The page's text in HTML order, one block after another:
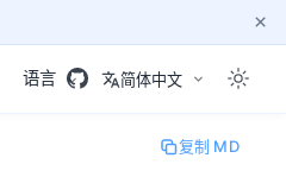
语言 简体中文
×
复制 MD